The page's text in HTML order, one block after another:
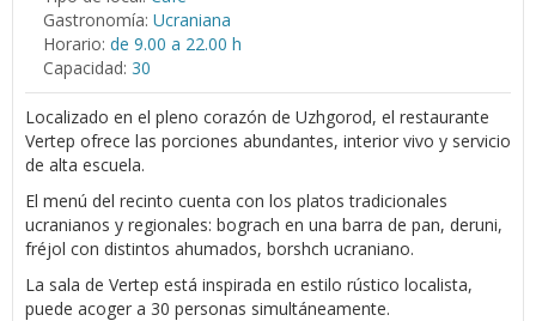
Gastronomía: Ucraniana
Horario: de 9.00 a 22.00 h
Capacidad: 30
Localizado en el pleno corazón de Uzhgorod, el restaurante
Vertep ofrece las porciones abundantes, interior vivo y servicio
de alta escuela.
El menú del recinto cuenta con los platos tradicionales
ucranianos y regionales: bograch en una barra de pan, deruni,
fréjol con distintos ahumados, borshch ucraniano.
La sala de Vertep está inspirada en estilo rústico localista,
puede acoger a 30 personas simultáneamente.